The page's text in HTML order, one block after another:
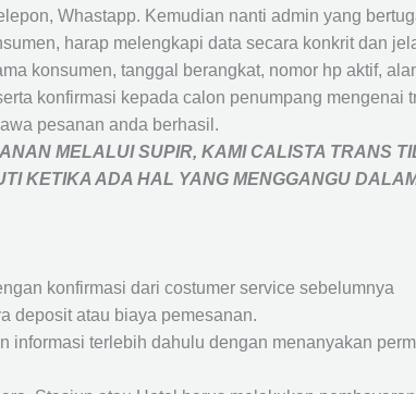
Whastapp. Kemudian nanti admin yang
harap melengkapi data secara konkrit dan
konsumen, tanggal berangkat, nomor hp aktif,
konfirmasi kepada calon penumpang mengenai
pesanan anda berhasil.
MELALUI SUPIR, KAMI CALISTA TRANS
KETIKA ADA HAL YANG MENGGANGU
konfirmasi dari costumer service sebelumnya
deposit atau biaya pemesanan.
informasi terlebih dahulu dengan menanyakan